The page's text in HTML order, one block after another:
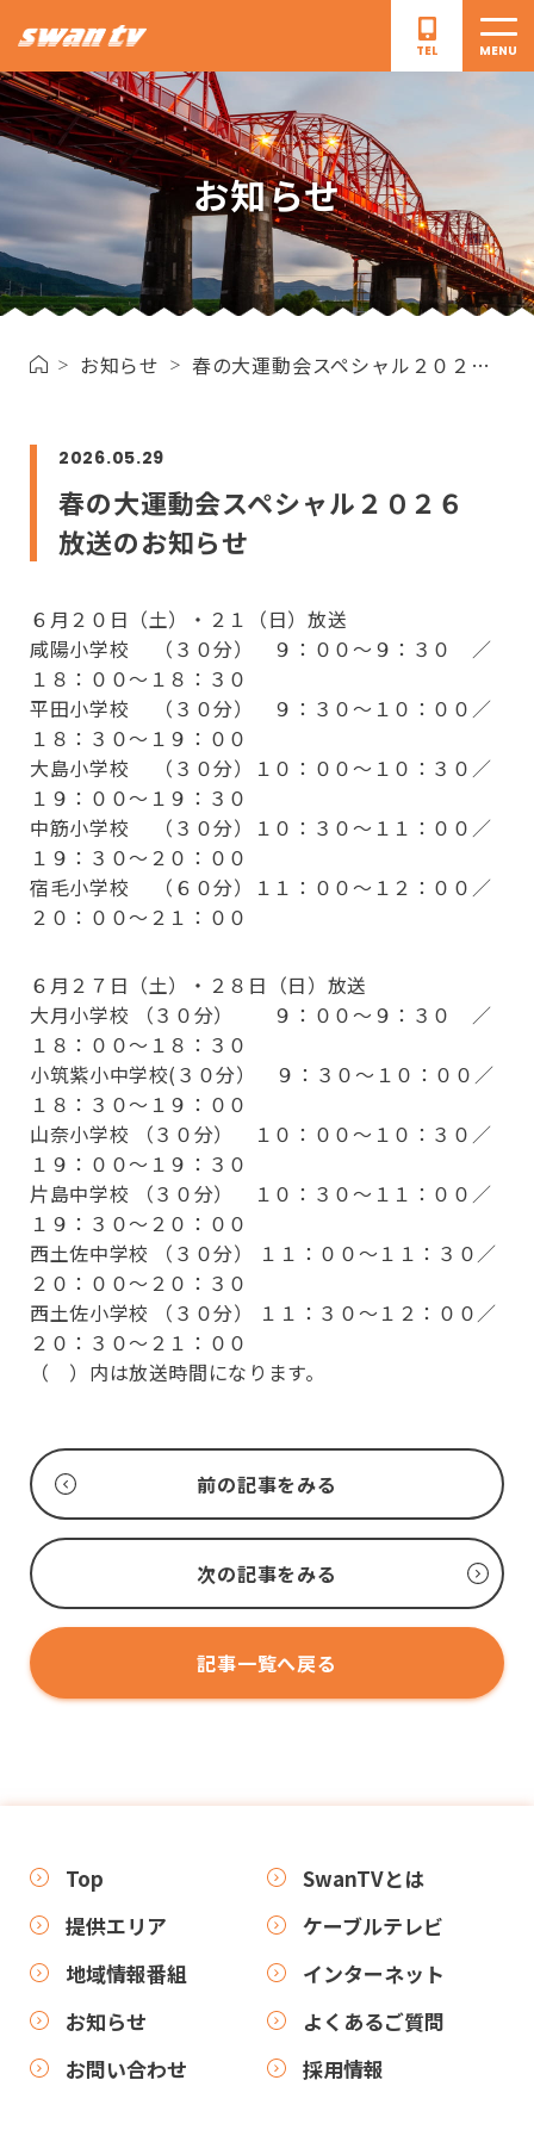
TEL MENU
CLOSE
ご加入をご検討の
お客さま
ご加入中の
お客さま
SwanTVとは
提供エリア
お知らせ
採用情報
Webからの
お問い合わせ
0880-62-0888
平 日
土・日・祝
8:30～17:30
お知らせ
お知らせ 春の大運動会スペシャル２０２６ 放送のお知らせ
2026.05.29
春の大運動会スペシャル２０２６
放送のお知らせ
６月２０日（土）・２１（日）放送
咸陽小学校 （３０分） ９：００～９：３０ ／
１８：００～１８：３０
平田小学校 （３０分） ９：３０～１０：００／
１８：３０～１９：００
大島小学校 （３０分）１０：００～１０：３０／
１９：００～１９：３０
中筋小学校 （３０分）１０：３０～１１：００／
１９：３０～２０：００
宿毛小学校 （６０分）１１：００～１２：００／
２０：００～２１：００
６月２７日（土）・２８日（日）放送
大月小学校 （３０分） ９：００～９：３０ ／
１８：００～１８：３０
小筑紫小中学校(３０分） ９：３０～１０：００／
１８：３０～１９：００
山奈小学校 （３０分） １０：００～１０：３０／
１９：００～１９：３０
片島中学校 （３０分） １０：３０～１１：００／
１９：３０～２０：００
西土佐中学校 （３０分） １１：００～１１：３０／
２０：００～２０：３０
西土佐小学校 （３０分） １１：３０～１２：００／
２０：３０～２１：００
（ ）内は放送時間になります。
前の記事をみる
次の記事をみる
記事一覧へ戻る
Top
SwanTVとは
提供エリア
ケーブルテレビ
地域情報番組
インターネット
お知らせ
よくあるご質問
お問い合わせ
採用情報